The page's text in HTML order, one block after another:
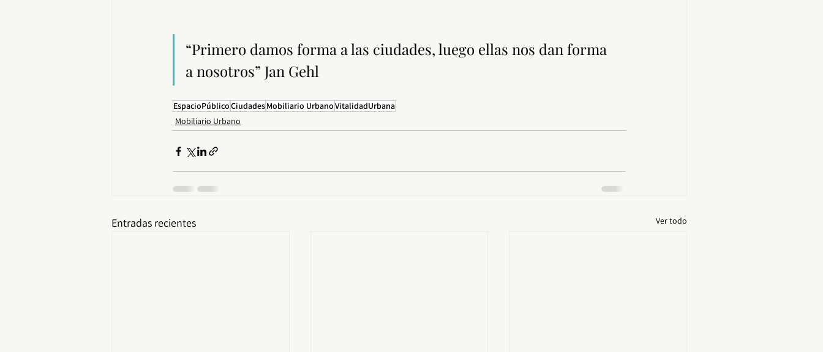
“Primero damos forma a las ciudades, luego ellas nos dan forma
a nosotros” Jan Gehl
EspacioPúblicoCiudadesMobiliario UrbanoVitalidadUrbana
Mobiliario Urbano
Entradas recientes Ver todo